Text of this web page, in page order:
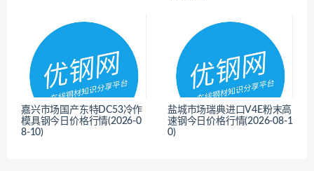
嘉兴市场国产东特DC53冷作
模具钢今日价格行情(2026-0
8-10)
盐城市场瑞典进口V4E粉末高
速钢今日价格行情(2026-08-1
0)